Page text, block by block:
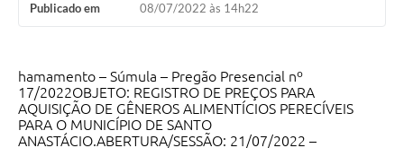
Publicado em 08/07/2022 às 14h22
hamamento – Súmula – Pregão Presencial nº
17/2022OBJETO: REGISTRO DE PREÇOS PARA
AQUISIÇÃO DE GÊNEROS ALIMENTÍCIOS PERECÍVEIS
PARA O MUNICÍPIO DE SANTO
ANASTÁCIO.ABERTURA/SESSÃO: 21/07/2022 –